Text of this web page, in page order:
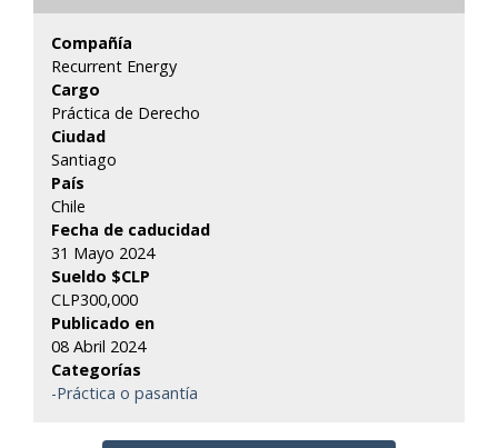
Compañía
Recurrent Energy
Cargo
Práctica de Derecho
Ciudad
Santiago
País
Chile
Fecha de caducidad
31 Mayo 2024
Sueldo $CLP
CLP300,000
Publicado en
08 Abril 2024
Categorías
-Práctica o pasantía